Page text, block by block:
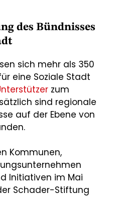
des Bündnisses
sich mehr als 350
eine Soziale Stadt
zum
sind regionale
auf der Ebene von
Kommunen,
Initiativen im Mai
Schader-Stiftung